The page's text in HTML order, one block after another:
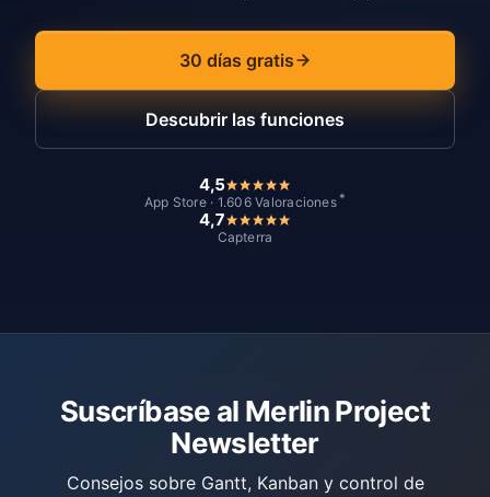
30 días gratis
Descubrir las funciones
4,5
App Store · 1.606 Valoraciones *
4,7
Capterra
Suscríbase al Merlin Project
Newsletter
Consejos sobre Gantt, Kanban y control de